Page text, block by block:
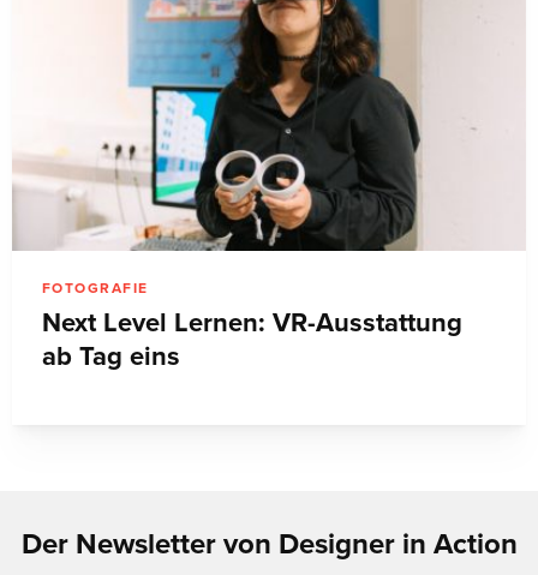
FOTOGRAFIE
Next Level Lernen: VR-Ausstattung
ab Tag eins
Der Newsletter von Designer in Action